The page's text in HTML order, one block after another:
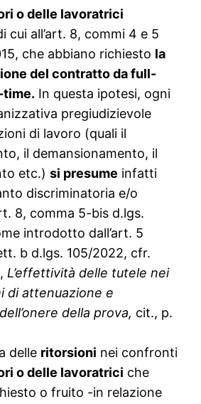
o delle lavoratrici
cui all’art. 8, commi 4 e 5
che abbiano richiesto la
del contratto da full-
time. In questa ipotesi, ogni
pregiudizievole
di lavoro (quali il
il demansionamento, il
etc.)si presume infatti
discriminatoria e/o
8, comma 5-bis d.lgs.
introdotto dall’art. 5
b d.lgs. 105/2022, cfr.
L’effettività delle tutele nei
di attenuazione e
della prova, cit., p.
delle ritorsioni nei confronti
o delle lavoratrici che
o fruito -in relazione